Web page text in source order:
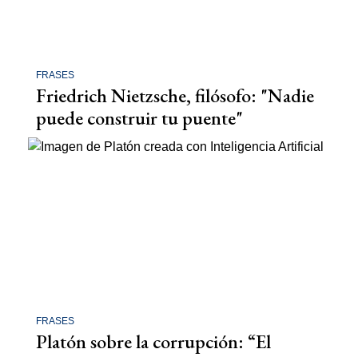
FRASES
Friedrich Nietzsche, filósofo: "Nadie
puede construir tu puente"
FRASES
Platón sobre la corrupción: “El